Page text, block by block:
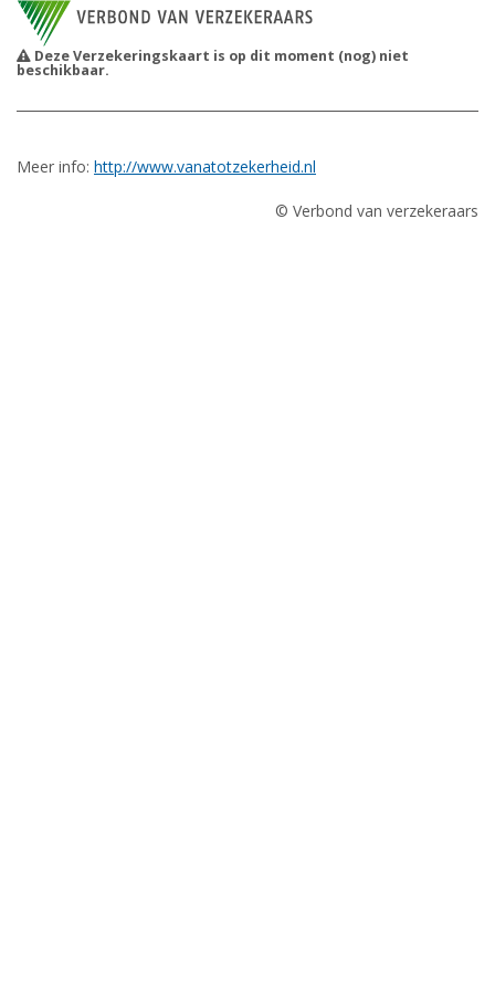
Deze Verzekeringskaart is op dit moment (nog) niet
beschikbaar.
Meer info: http://www.vanatotzekerheid.nl
© Verbond van verzekeraars